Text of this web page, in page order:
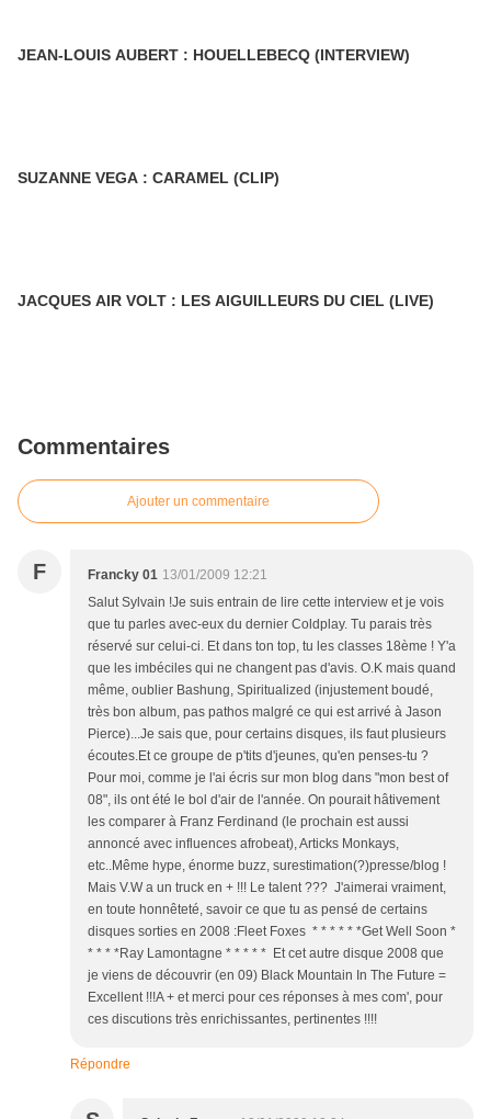
JEAN-LOUIS AUBERT : HOUELLEBECQ (INTERVIEW)
SUZANNE VEGA : CARAMEL (CLIP)
JACQUES AIR VOLT : LES AIGUILLEURS DU CIEL (LIVE)
Commentaires
Ajouter un commentaire
F Francky 01 13/01/2009 12:21
Salut Sylvain !Je suis entrain de lire cette interview et je vois
que tu parles avec-eux du dernier Coldplay. Tu parais très
réservé sur celui-ci. Et dans ton top, tu les classes 18ème ! Y'a
que les imbéciles qui ne changent pas d'avis. O.K mais quand
même, oublier Bashung, Spiritualized (injustement boudé,
très bon album, pas pathos malgré ce qui est arrivé à Jason
Pierce)...Je sais que, pour certains disques, ils faut plusieurs
écoutes.Et ce groupe de p'tits d'jeunes, qu'en penses-tu ?
Pour moi, comme je l'ai écris sur mon blog dans "mon best of
08", ils ont été le bol d'air de l'année. On pourait hâtivement
les comparer à Franz Ferdinand (le prochain est aussi
annoncé avec influences afrobeat), Articks Monkays,
etc..Même hype, énorme buzz, surestimation(?)presse/blog !
Mais V.W a un truck en + !!! Le talent ??? J'aimerai vraiment,
en toute honnêteté, savoir ce que tu as pensé de certains
disques sorties en 2008 :Fleet Foxes * * * * * *Get Well Soon *
* * * *Ray Lamontagne * * * * * Et cet autre disque 2008 que
je viens de découvrir (en 09) Black Mountain In The Future =
Excellent !!!A + et merci pour ces réponses à mes com', pour
ces discutions très enrichissantes, pertinentes !!!!
Répondre